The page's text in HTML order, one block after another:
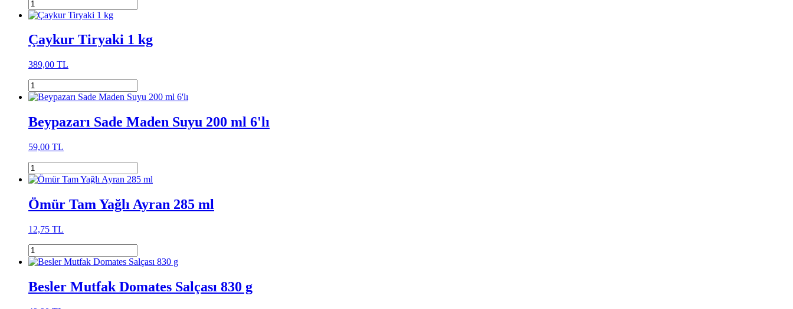
Çaykur Tiryaki 1 kg
389,00 TL
Beypazarı Sade Maden Suyu 200 ml 6'lı
59,00 TL
Ömür Tam Yağlı Ayran 285 ml
12,75 TL
Besler Mutfak Domates Salçası 830 g